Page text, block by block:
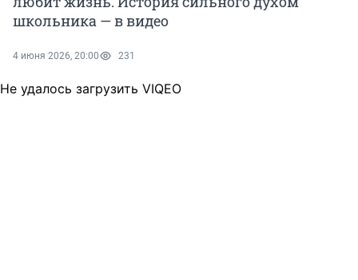
школьника — в видео
4 июня 2026, 20:00 231
Не удалось загрузить VIQEO